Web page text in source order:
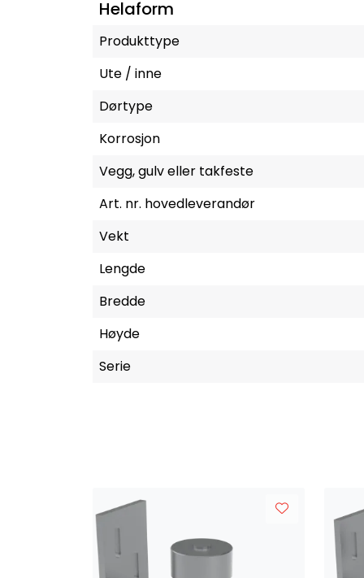
Helaform
Produkttype
Ute / inne
Dørtype
Korrosjon
Vegg, gulv eller takfeste
Art. nr. hovedleverandør
Vekt
Lengde
Bredde
Høyde
Serie